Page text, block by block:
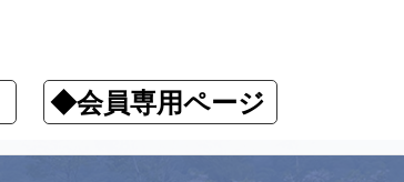
◆会員専用ページ